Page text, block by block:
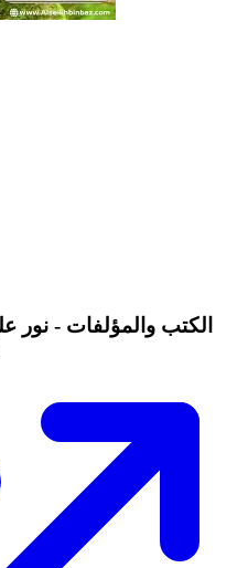
الكتب والمؤلفات - نور